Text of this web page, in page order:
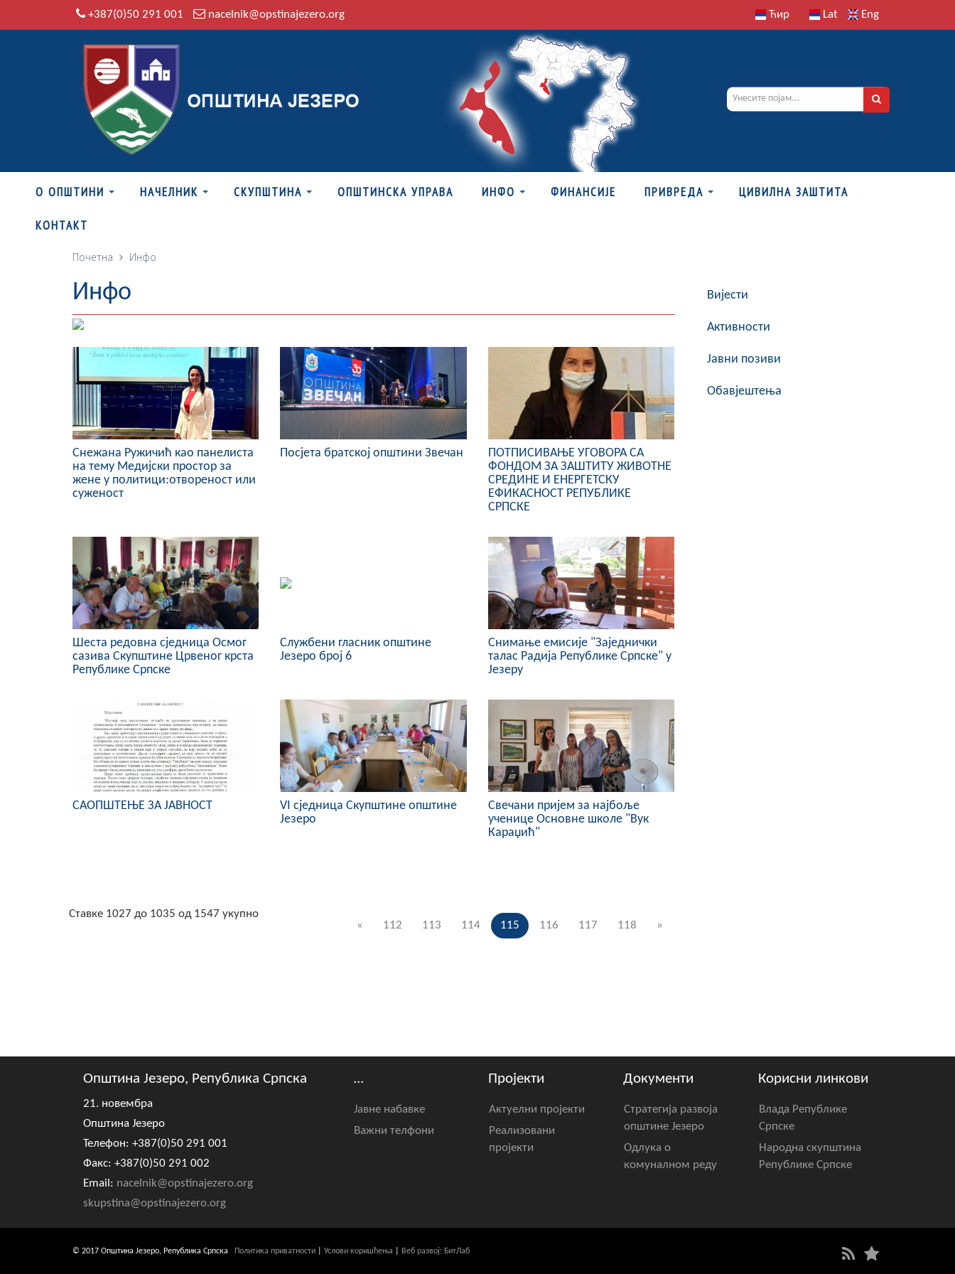
+387(0)50 291 001 nacelnik@opstinajezero.org Ћир Lat Eng
О ОПШТИНИ НАЧЕЛНИК СКУПШТИНА ОПШТИНСКА УПРАВА ИНФО ФИНАНСИЈЕ ПРИВРЕДА ЦИВИЛНА ЗАШТИТА
КОНТАКТ
Почетна Инфо
Инфо
Снежана Ружичић као панелиста
на тему Медијски простор за
жене у политици:отвореност или
суженост
Посјета братској општини Звечан
ПОТПИСИВАЊЕ УГОВОРА СА
ФОНДОМ ЗА ЗАШТИТУ ЖИВОТНЕ
СРЕДИНЕ И ЕНЕРГЕТСКУ
ЕФИКАСНОСТ РЕПУБЛИКЕ
СРПСКЕ
Шеста редовна сједница Осмог
сазива Скупштине Црвеног крста
Републике Српске
Службени гласник општине
Језеро број 6
Снимање емисије "Заједнички
талас Радија Републике Српске" у
Језеру
САОПШТЕЊЕ ЗА ЈАВНОСТ
VI сједница Скупштине општине
Језеро
Свечани пријем за најбоље
ученице Основне школе "Вук
Караџић"
« 112 113 114 115 116 117 118 »
Ставке 1027 до 1035 од 1547 укупно
Вијести
Активности
Јавни позиви
Обавјештења
Општина Језеро, Република Српска
21. новембра
Општина Језеро
Телефон: +387(0)50 291 001
Факс: +387(0)50 291 002
Email: nacelnik@opstinajezero.org
skupstina@opstinajezero.org
...
Јавне набавке
Важни телфони
Пројекти
Актуелни пројекти
Реализовани
пројекти
Документи
Стратегија развоја
општине Језеро
Одлука о
комуналном реду
Корисни линкови
Влада Републике
Српске
Народна скупштина
Републике Српске
© 2017 Општина Језеро, Република Српска Политика приватности Услови коришћења Веб развој: БитЛаб